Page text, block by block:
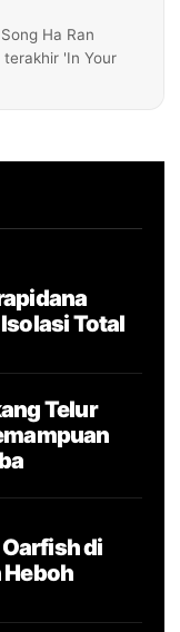
Ha Ran
'In Your
Total
Telur
di
Heboh